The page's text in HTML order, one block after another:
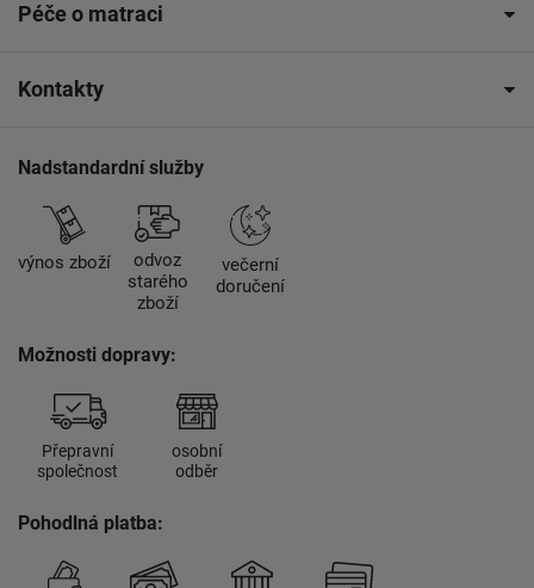
Péče o matraci
Kontakty
Nadstandardní služby
výnos zboží
odvoz
starého
zboží
večerní
doručení
Možnosti dopravy:
Přepravní
společnost
osobní
odběr
Pohodlná platba: